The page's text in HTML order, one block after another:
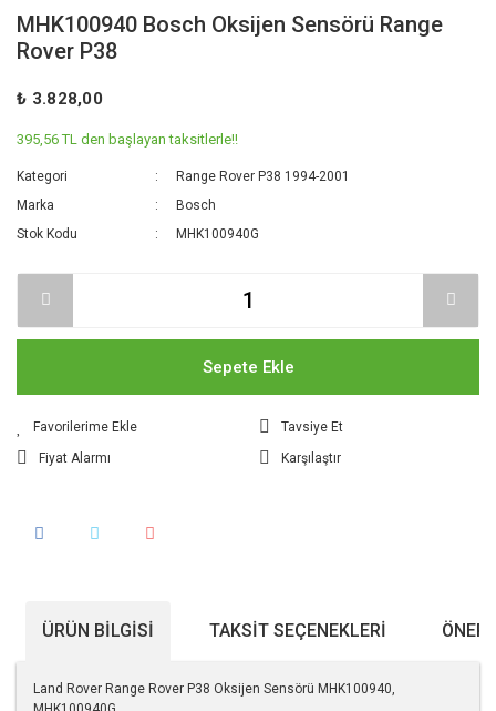
MHK100940 Bosch Oksijen Sensörü Range
Rover P38
₺ 3.828,00
395,56 TL den başlayan taksitlerle!!
Kategori
Range Rover P38 1994-2001
Marka
Bosch
Stok Kodu
MHK100940G
Sepete Ekle
Tavsiye Et
Fiyat Alarmı
Karşılaştır
ÜRÜN BILGISI TAKSIT SEÇENEKLERI
Land Rover Range Rover P38 Oksijen Sensörü MHK100940,